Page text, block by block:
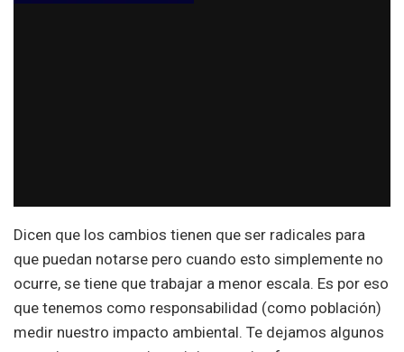
Dicen que los cambios tienen que ser radicales para
que puedan notarse pero cuando esto simplemente no
ocurre, se tiene que trabajar a menor escala. Es por eso
que tenemos como responsabilidad (como población)
medir nuestro impacto ambiental. Te dejamos algunos